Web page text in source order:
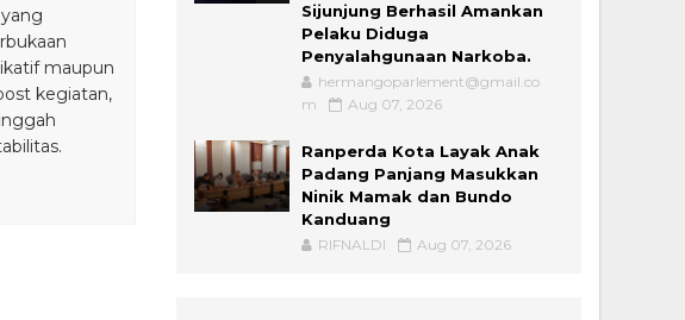
maupun
kegiatan,
Sijunjung Berhasil Amankan
Pelaku Diduga
Penyalahgunaan Narkoba.
hermangoparlement@gmail.co
m
Aug 07, 2026
Ranperda Kota Layak Anak
Padang Panjang Masukkan
Ninik Mamak dan Bundo
Kanduang
RIFNALDI Aug 07, 2026